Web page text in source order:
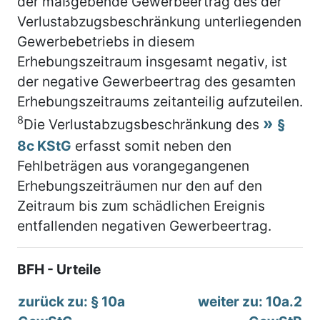
Verlustabzugsbeschränkung unterliegenden
Gewerbebetriebs in diesem
Erhebungszeitraum insgesamt negativ, ist
der negative Gewerbeertrag des gesamten
Erhebungszeitraums zeitanteilig aufzuteilen.
8Die Verlustabzugsbeschränkung des
§
8c KStG erfasst somit neben den
Fehlbeträgen aus vorangegangenen
Erhebungszeiträumen nur den auf den
Zeitraum bis zum schädlichen Ereignis
entfallenden negativen Gewerbeertrag.
BFH - Urteile
zurück zu: § 10a
weiter zu: 10a.2